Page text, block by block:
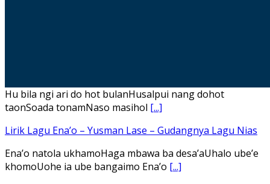
Hu bila ngi ari do hot bulanHusalpui nang dohot
taonSoada tonamNaso masihol [...]
Lirik Lagu Ena’o – Yusman Lase – Gudangnya Lagu Nias